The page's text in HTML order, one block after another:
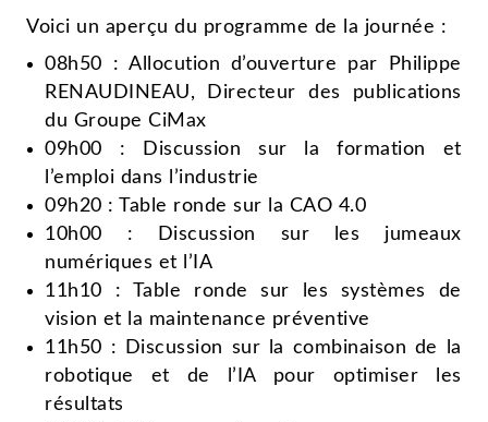
Voici un aperçu du programme de la journée :
08h50 : Allocution d’ouverture par Philippe
RENAUDINEAU, Directeur des publications
du Groupe CiMax
09h00 : Discussion sur la formation et
l’emploi dans l’industrie
09h20 : Table ronde sur la CAO 4.0
10h00 : Discussion sur les jumeaux
numériques et l’IA
11h10 : Table ronde sur les systèmes de
vision et la maintenance préventive
11h50 : Discussion sur la combinaison de la
robotique et de l’IA pour optimiser les
résultats